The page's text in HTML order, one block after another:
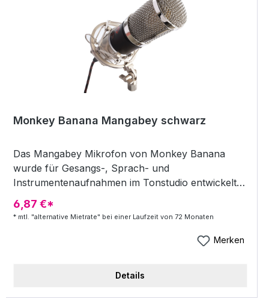
Monkey Banana Mangabey schwarz
Das Mangabey Mikrofon von Monkey Banana
wurde für Gesangs-, Sprach- und
Instrumentenaufnahmen im Tonstudio entwickelt.
9 verschiede Charakteristiken lassen sich über die
Versorgungseinheit regeln. Speziell bei
die hand-selektierte 12AX7 Röhre, die im
natürlichen Klang. Im Lieferumfang befindet sich
eine Mikrofonspinne, ein 7 poliges Anschlusskabel
6,87 €*
* mtl. "alternative Mietrate" bei einer Laufzeit von 72 Monaten
Merken
Details